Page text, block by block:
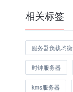
相关标签
服务器负载均衡
时钟服务器
kms服务器